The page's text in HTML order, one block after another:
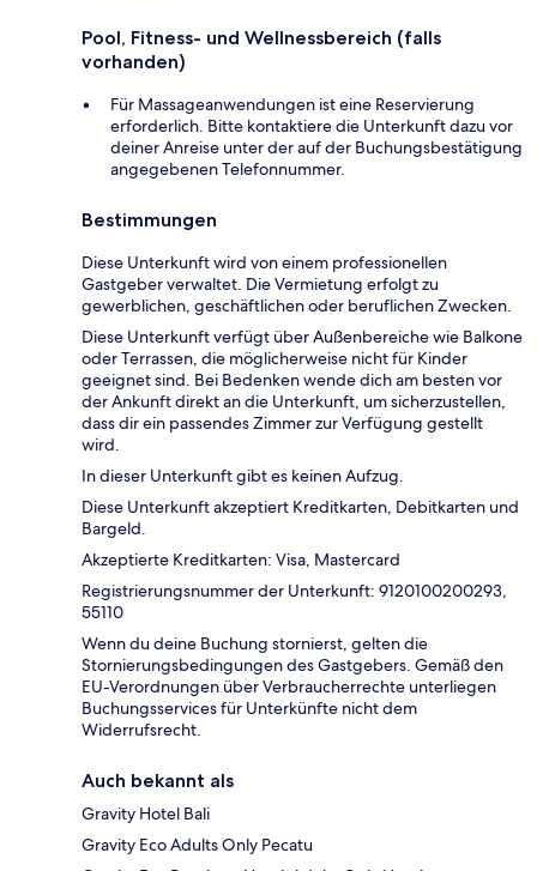
Pool, Fitness- und Wellnessbereich (falls
vorhanden)
Für Massageanwendungen ist eine Reservierung
erforderlich. Bitte kontaktiere die Unterkunft dazu vor
deiner Anreise unter der auf der Buchungsbestätigung
angegebenen Telefonnummer.
Bestimmungen
Diese Unterkunft wird von einem professionellen
Gastgeber verwaltet. Die Vermietung erfolgt zu
gewerblichen, geschäftlichen oder beruflichen Zwecken.
Diese Unterkunft verfügt über Außenbereiche wie Balkone
oder Terrassen, die möglicherweise nicht für Kinder
geeignet sind. Bei Bedenken wende dich am besten vor
der Ankunft direkt an die Unterkunft, um sicherzustellen,
dass dir ein passendes Zimmer zur Verfügung gestellt
wird.
In dieser Unterkunft gibt es keinen Aufzug.
Diese Unterkunft akzeptiert Kreditkarten, Debitkarten und
Bargeld.
Akzeptierte Kreditkarten: Visa, Mastercard
Registrierungsnummer der Unterkunft: 9120100200293,
55110
Wenn du deine Buchung stornierst, gelten die
Stornierungsbedingungen des Gastgebers. Gemäß den
EU-Verordnungen über Verbraucherrechte unterliegen
Buchungsservices für Unterkünfte nicht dem
Widerrufsrecht.
Auch bekannt als
Gravity Hotel Bali
Gravity Eco Adults Only Pecatu